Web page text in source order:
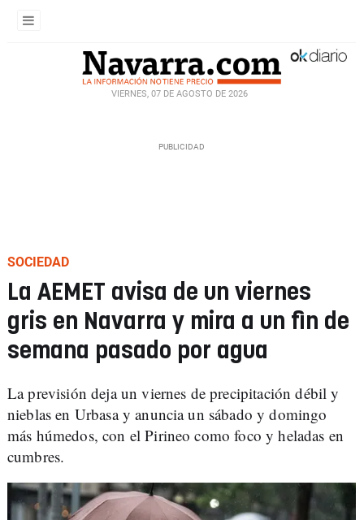
VIERNES, 07 DE AGOSTO DE 2026
SOCIEDAD
La AEMET avisa de un viernes
gris en Navarra y mira a un fin de
semana pasado por agua
La previsión deja un viernes de precipitación débil y
nieblas en Urbasa y anuncia un sábado y domingo
más húmedos, con el Pirineo como foco y heladas en
cumbres.